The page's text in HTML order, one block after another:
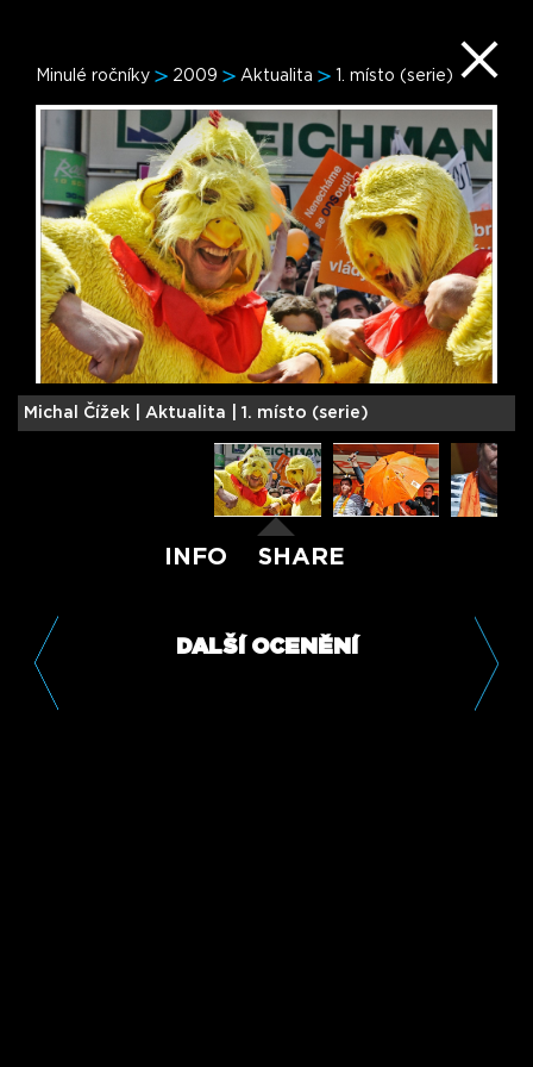
Minulé ročníky 2009 Aktualita 1. místo (serie)
Michal Čížek | Aktualita | 1. místo (serie)
INFO SHARE
DALŠÍ OCENĚNÍ